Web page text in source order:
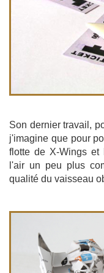
Son dernier travail,
j'imagine que pour
flotte de X-Wings et
l'air un peu plus
qualité du vaisseau